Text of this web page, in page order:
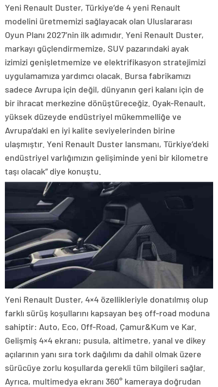
Yeni Renault Duster, Türkiye’de 4 yeni Renault
modelini üretmemizi sağlayacak olan Uluslararası
Oyun Planı 2027’nin ilk adımıdır. Yeni Renault Duster,
markayı güçlendirmemize, SUV pazarındaki ayak
izimizi genişletmemize ve elektrifikasyon stratejimizi
uygulamamıza yardımcı olacak. Bursa fabrikamızı
sadece Avrupa için değil, dünyanın geri kalanı için de
bir ihracat merkezine dönüştüreceğiz. Oyak-Renault,
yüksek düzeyde endüstriyel mükemmelliğe ve
Avrupa’daki en iyi kalite seviyelerinden birine
ulaşmıştır. Yeni Renault Duster lansmanı, Türkiye’deki
endüstriyel varlığımızın gelişiminde yeni bir kilometre
taşı olacak” diye konuştu.
Yeni Renault Duster, 4×4 özellikleriyle donatılmış olup
farklı sürüş koşullarını kapsayan beş off-road moduna
sahiptir: Auto, Eco, Off-Road, Çamur&Kum ve Kar.
Gelişmiş 4×4 ekranı; pusula, altimetre, yanal ve dikey
açılarının yanı sıra tork dağılımı da dahil olmak üzere
sürücüye zorlu koşullarda gerekli tüm bilgileri sağlar.
Ayrıca, multimedya ekranı 360° kameraya doğrudan